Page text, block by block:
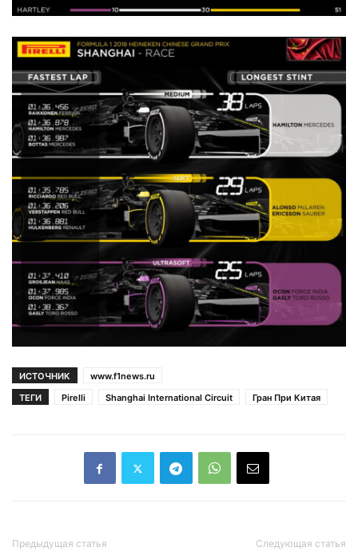
ИСТОЧНИК
www.f1news.ru
ТЕГИ
Pirelli Shanghai International Circuit Гран При Китая
Предыдущая статья Следующая статья